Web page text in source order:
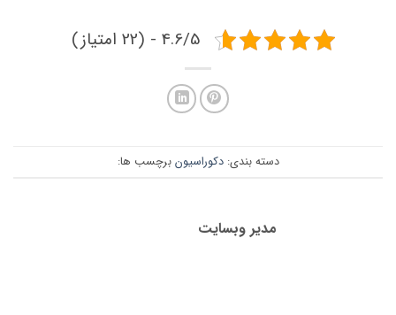
4.6/5 - (22 امتیاز)
دسته بندی:دکوراسیون برچسب ها:
مدیر وبسایت